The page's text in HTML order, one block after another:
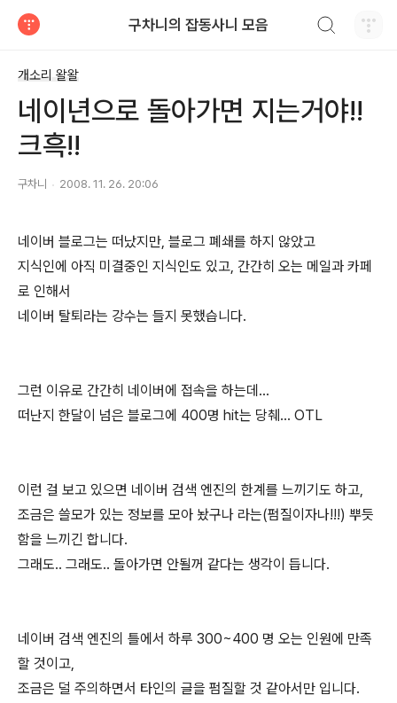
구차니의 잡동사니 모음
개소리 왈왈
네이년으로 돌아가면 지는거야!!
크흑!!
구차니 2008. 11. 26. 20:06
네이버 블로그는 떠났지만, 블로그 폐쇄를 하지 않았고
지식인에 아직 미결중인 지식인도 있고, 간간히 오는 메일과 카페
로 인해서
네이버 탈퇴라는 강수는 들지 못했습니다.
그런 이유로 간간히 네이버에 접속을 하는데...
떠난지 한달이 넘은 블로그에 400명 hit는 당췌... OTL
이런 걸 보고 있으면 네이버 검색 엔진의 한계를 느끼기도 하고,
조금은 쓸모가 있는 정보를 모아 놨구나 라는(펌질이자나!!!) 뿌듯
함을 느끼긴 합니다.
그래도.. 그래도.. 돌아가면 안될꺼 같다는 생각이 듭니다.
네이버 검색 엔진의 틀에서 하루 300~400 명 오는 인원에 만족
할 것이고,
조금은 덜 주의하면서 타인의 글을 펌질할 것 같아서만 입니다.